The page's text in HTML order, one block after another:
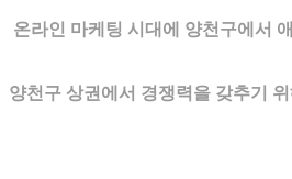
온라인 마케팅 시대에 양천구에서
양천구 상권에서 경쟁력을 갖추기